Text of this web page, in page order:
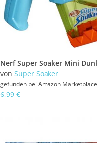
von Super Soaker
gefunden bei Amazon Marketplace
6,99 €